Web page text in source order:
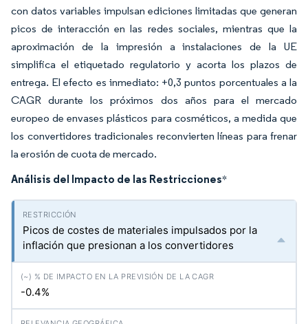
con datos variables impulsan ediciones limitadas que generan
picos de interacción en las redes sociales, mientras que la
aproximación de la impresión a instalaciones de la UE
simplifica el etiquetado regulatorio y acorta los plazos de
entrega. El efecto es inmediato: +0,3 puntos porcentuales a la
CAGR durante los próximos dos años para el mercado
europeo de envases plásticos para cosméticos, a medida que
los convertidores tradicionales reconvierten líneas para frenar
la erosión de cuota de mercado.
Análisis del Impacto de las Restricciones*
Picos de costes de materiales impulsados por la
inflación que presionan a los convertidores
-0.4%